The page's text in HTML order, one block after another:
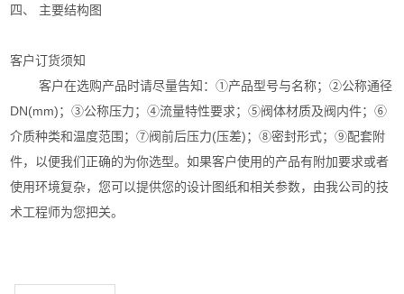
四、 主要结构图
客户订货须知
客户在选购产品时请尽量告知：①产品型号与名称；②公称通径
DN(mm)；③公称压力；④流量特性要求；⑤阀体材质及阀内件；⑥
介质种类和温度范围；⑦阀前后压力(压差)；⑧密封形式；⑨配套附
件，以便我们正确的为你选型。如果客户使用的产品有附加要求或者
使用环境复杂，您可以提供您的设计图纸和相关参数，由我公司的技
术工程师为您把关。